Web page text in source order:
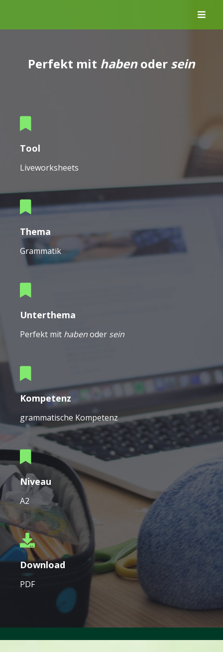
Perfekt mit habenoder sein
Tool
Liveworksheets
Thema
Grammatik
Unterthema
Perfekt mit habenoder sein
Kompetenz
grammatische Kompetenz
Niveau
A2
Download
PDF